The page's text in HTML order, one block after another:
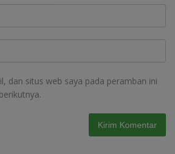
dan situs web saya pada peramban ini